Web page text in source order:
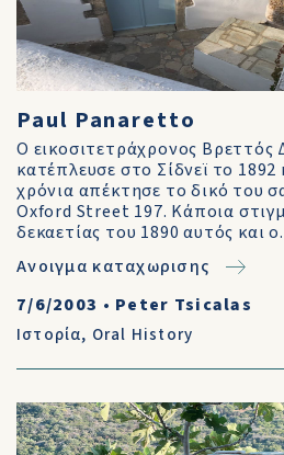
Paul Panaretto
Ο εικοσιτετράχρονος
κατέπλευσε στο Σίδνεϊ το 1892
χρόνια απέκτησε το δικό του
Oxford Street 197. Κάποια
δεκαετίας του 1890 αυτός και
Ανοιγμα καταχωρισης
7/6/2003 • Peter Tsicalas
Ιστορία, Oral History